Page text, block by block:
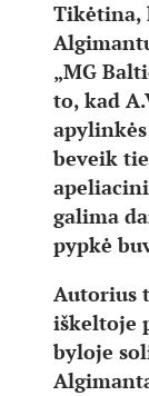
Tikėtina,
„MG
to, kad
beveik
galima
pypkė
Autorius
iškeltoje
byloje